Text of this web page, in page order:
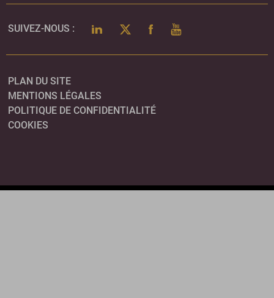
SUIVEZ-NOUS : LINKEDINTWITTERFACEBOOK
YOUTUBE
PLAN DU SITE
MENTIONS LÉGALES
POLITIQUE DE CONFIDENTIALITÉ
COOKIES